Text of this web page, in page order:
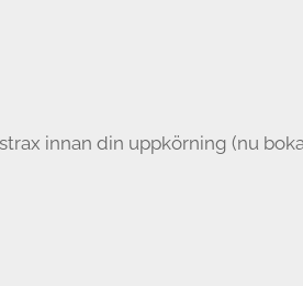
innan din uppkörning (nu
engelska flytande för att köra